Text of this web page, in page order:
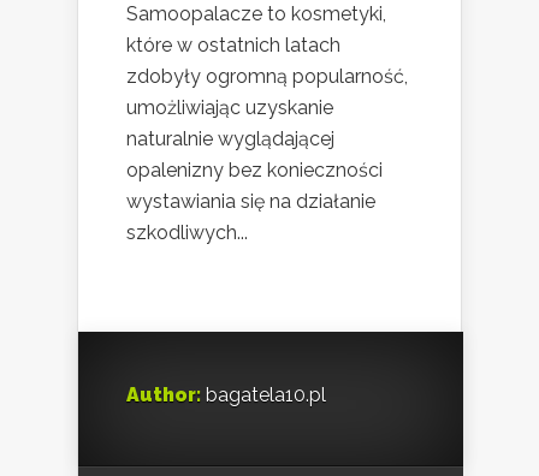
Samoopalacze to kosmetyki,
które w ostatnich latach
zdobyły ogromną popularność,
umożliwiając uzyskanie
naturalnie wyglądającej
opalenizny bez konieczności
wystawiania się na działanie
szkodliwych...
Author: bagatela10.pl